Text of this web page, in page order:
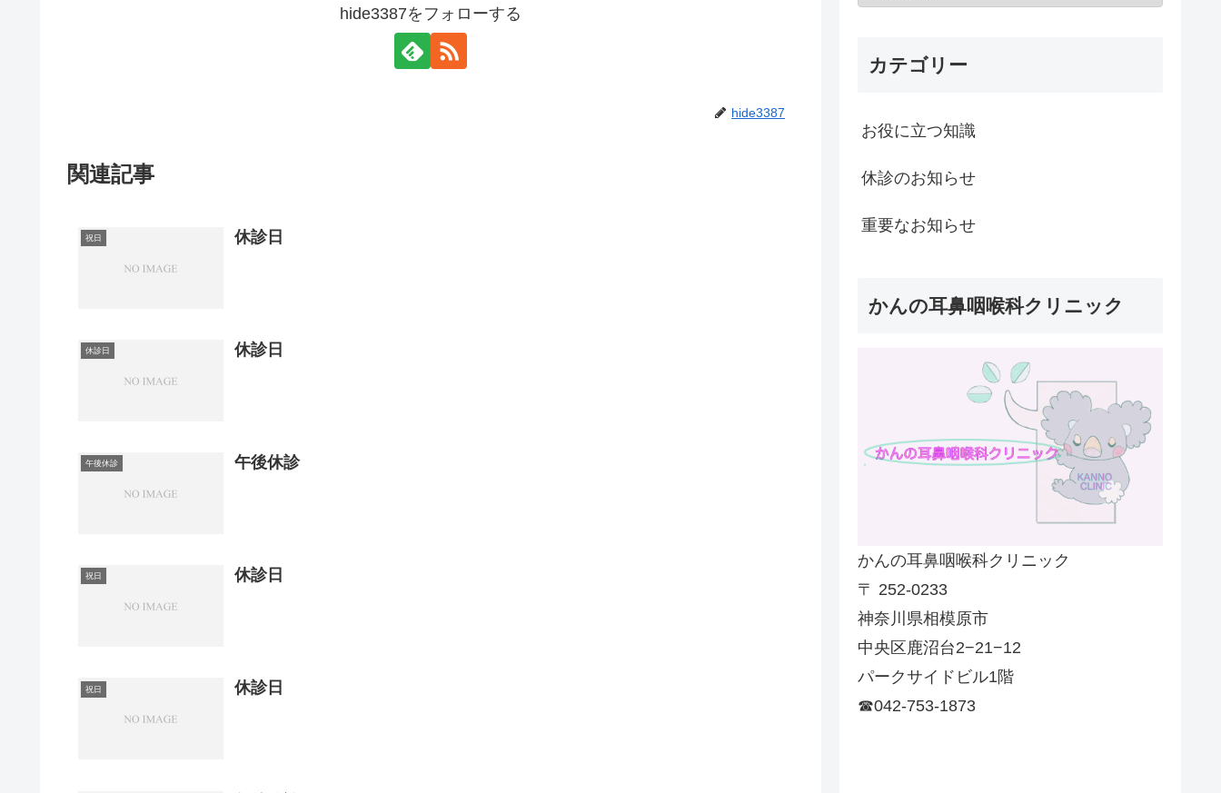
hide3387をフォローする
hide3387
関連記事
祝日 休診日
休診日 休診日
午後休診 午後休診
祝日 休診日
祝日 休診日
カテゴリー
お役に立つ知識
休診のお知らせ
重要なお知らせ
かんの耳鼻咽喉科クリニック
かんの耳鼻咽喉科クリニック
〒 252-0233
神奈川県相模原市
中央区鹿沼台2−21−12
パークサイドビル1階
☎042-753-1873